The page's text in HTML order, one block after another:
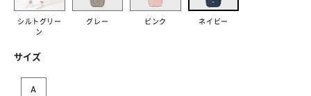
シルトグリー
ン
グレー ピンク ネイビー
サイズ
A